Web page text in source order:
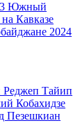
Южный
Кавказе
2024
Реджеп Тайип
Кобахидзе
Пезешкиан